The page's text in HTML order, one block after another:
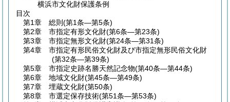
横浜市文化財保護条例
目次
第1章
総則 (第1条―第5条)
第2章
市指定有形文化財(第6条―第23条)
第3章
市指定無形文化財(第24条―第31条)
第4章
市指定有形民俗文化財及び市指定無形民俗文化財
(第32条―第39条)
第5章
市指定史跡名勝天然記念物(第40条―第44条)
第6章
地域文化財(第45条―第49条)
第7章
埋蔵文化財(第50条)
第8章
市選定保存技術(第51条―第53条)